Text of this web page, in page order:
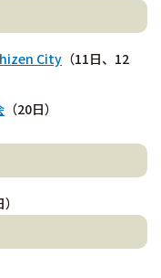
City （11日、12
（20日）